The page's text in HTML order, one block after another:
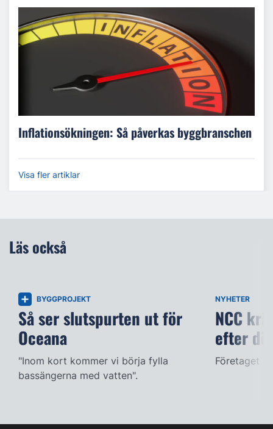
Inflationsökningen: Så påverkas byggbranschen
Visa fler artiklar
Läs också
BYGGPROJEKT
Så ser slutspurten ut för
Oceana
"Inom kort kommer vi börja fylla
bassängerna med vatten".
NYHETER
NCC
efter
Företaget